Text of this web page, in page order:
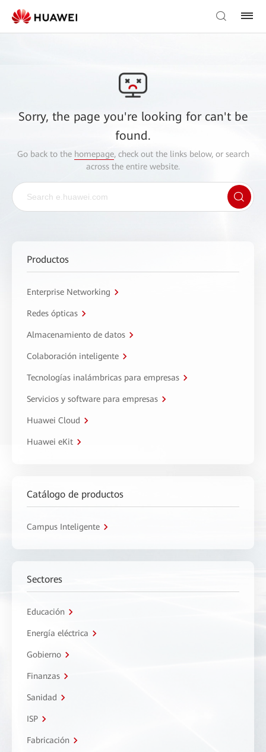
Sorry, the page you're looking for can't be
found.
Go back to the homepage, check out the links below, or search
across the entire website.
Productos
Enterprise Networking
Redes ópticas
Almacenamiento de datos
Colaboración inteligente
Tecnologías inalámbricas para empresas
Servicios y software para empresas
Huawei Cloud
Huawei eKit
Catálogo de productos
Campus Inteligente
Sectores
Educación
Energía eléctrica
Gobierno
Finanzas
Sanidad
ISP
Fabricación